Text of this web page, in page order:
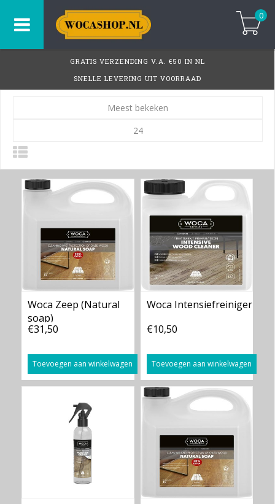
0
GRATIS VERZENDING V.A. €50 IN NL
SNELLE LEVERING UIT VOORRAAD
Meest bekeken
24
Woca Zeep (Natural
soap)
€31,50
Toevoegen aan winkelwagen
Woca Intensiefreiniger
€10,50
Toevoegen aan winkelwagen